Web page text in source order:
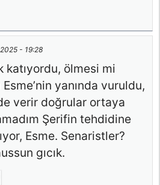
- 19:28
katıyordu, ölmesi mi
Esme’nin yanında vuruldu,
verir doğrular ortaya
Şerifin tehdidine
Esme. Senaristler?
gıcık.